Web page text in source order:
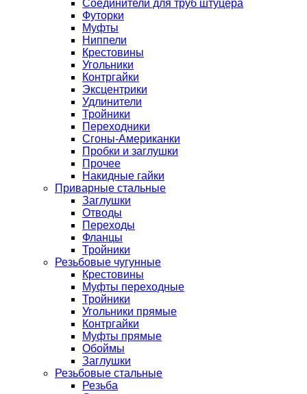
Соединители для труб штуцера
Футорки
Муфты
Ниппели
Крестовины
Угольники
Контргайки
Эксцентрики
Удлинители
Тройники
Переходники
Сгоны-Американки
Пробки и заглушки
Прочее
Накидные гайки
Приварные стальные
Заглушки
Отводы
Переходы
Фланцы
Тройники
Резьбовые чугунные
Крестовины
Муфты переходные
Тройники
Угольники прямые
Контргайки
Муфты прямые
Обоймы
Заглушки
Резьбовые стальные
Резьба